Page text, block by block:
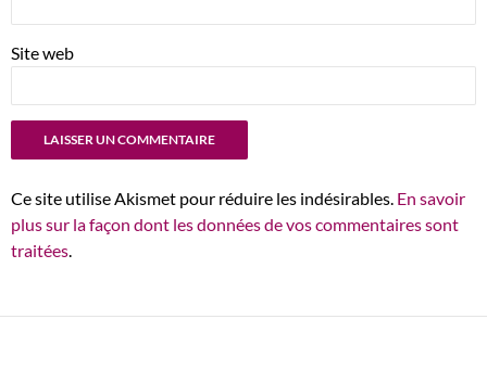
Site web
Ce site utilise Akismet pour réduire les indésirables. En savoir
plus sur la façon dont les données de vos commentaires sont
traitées.